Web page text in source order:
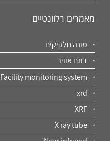
מאמרים רלוונטיים
מונה חלקיקים
דוגם אוויר
Facility monitoring system
xrd
XRF
X ray tube